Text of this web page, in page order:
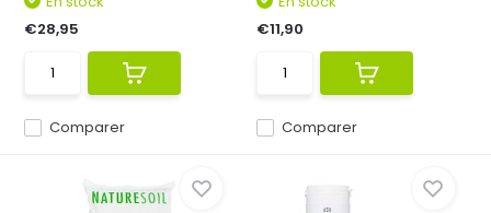
Comparer
€28,95
Comparer
€11,90